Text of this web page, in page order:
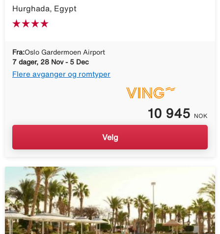
Hurghada, Egypt
Fra:Oslo Gardermoen Airport
7 dager, 28 Nov - 5 Dec
Flere avganger og romtyper
10 945 NOK
Velg